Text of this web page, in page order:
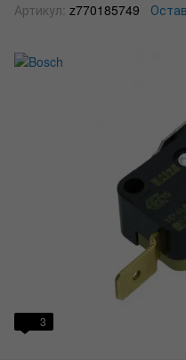
Артикул: z770185749
3